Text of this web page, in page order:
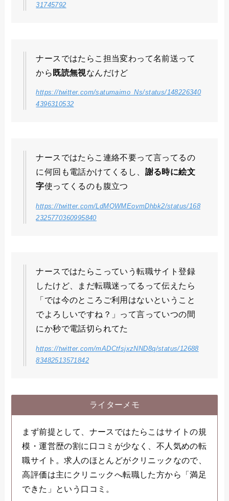
31745792
ナースではたらこ担当変わって名前送って
から 既読無視なんだけど
https://twitter.com/satumaimo_Ns/status/148226340
4396310532
ナースではたらこ連絡不要って言ってるの
に何回も電話かけてくるし、 謝る時に絵文
字使ってくるのも腹立つ
https://twitter.com/LdMQWMEovmDhbk2/status/168
2325770360995840
ナースではたらこっていう転職サイト登録
したけど、まだ転職迷ってるって伝えたら
「では今のところご利用はないということ
でよろしいですね？」って言っていつの間
にか秒で電話切られてた
https://twitter.com/mADCtfsjxzNND8q/status/12688
83482513571842
ライターメモ
まず前提として、ナースではたらこはサイトの規
模・運営歴の割に口コミが少なく、不人気めの転
職サイト。求人のほとんどがクリニックなので、
高評価は主にクリニックへ転職した方から「満足
できた」という口コミ。